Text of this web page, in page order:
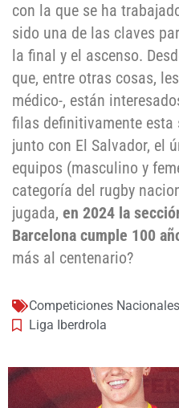
con la que se ha
sido una de las claves
la final y el ascenso.
que, entre otras cosas,
médico-, están
filas definitivamente esta
junto con El Salvador, el
equipos (masculino y
categoría del rugby
jugada, en 2024 la
Barcelona cumple 100
más al centenario?
Competiciones Nacionales
Liga Iberdrola